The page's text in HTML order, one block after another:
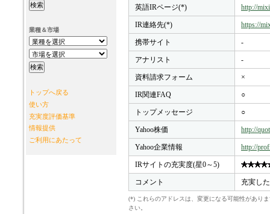
業種＆市場
トップへ戻る
使い方
充実度評価基準
情報提供
ご利用にあたって
英語IRページ(*) http://
IR連絡先(*) https://
携帯サイト -
アナリスト -
資料請求フォーム ×
IR関連FAQ ○
トップメッセージ ○
Yahoo株価 http://
Yahoo企業情報 http://
IRサイトの充実度(星0～5)
コメント 充実し
(*) これらのアドレスは、変更になる可能性があり
さい。